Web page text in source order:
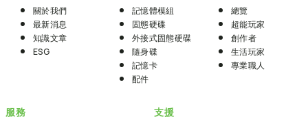
隨身碟
記憶卡
配件
創作者
生活玩家
專業職人
相容性查詢
下載專區
常見問題
支援
售後服務
關於我們
最新消息
知識文章
ESG
記憶體模組
固態硬碟
外接式固態硬碟
隨身碟
記憶卡
配件
總覽
超能玩家
創作者
生活玩家
專業職人
服務 支援